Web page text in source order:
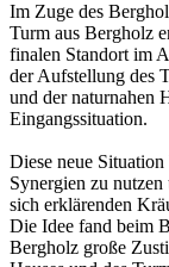
Im Zuge des
Turm aus Bergholz
finalen Standort im
der Aufstellung des
und der naturnahen
Eingangssituation.
Diese neue
Synergien zu
sich erklärenden
Die Idee fand beim
Bergholz große